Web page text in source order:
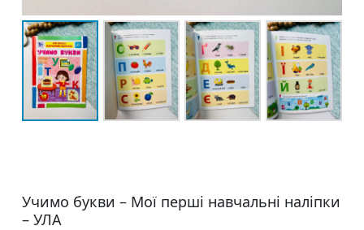
Учимо букви – Мої перші навчальні наліпки
– УЛА